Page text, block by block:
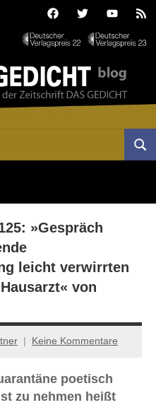
FacebookTwitterYoutube
»Gespräch
leicht verwirrten
von
Keine Kommentare
poetisch
zu nehmen heißt